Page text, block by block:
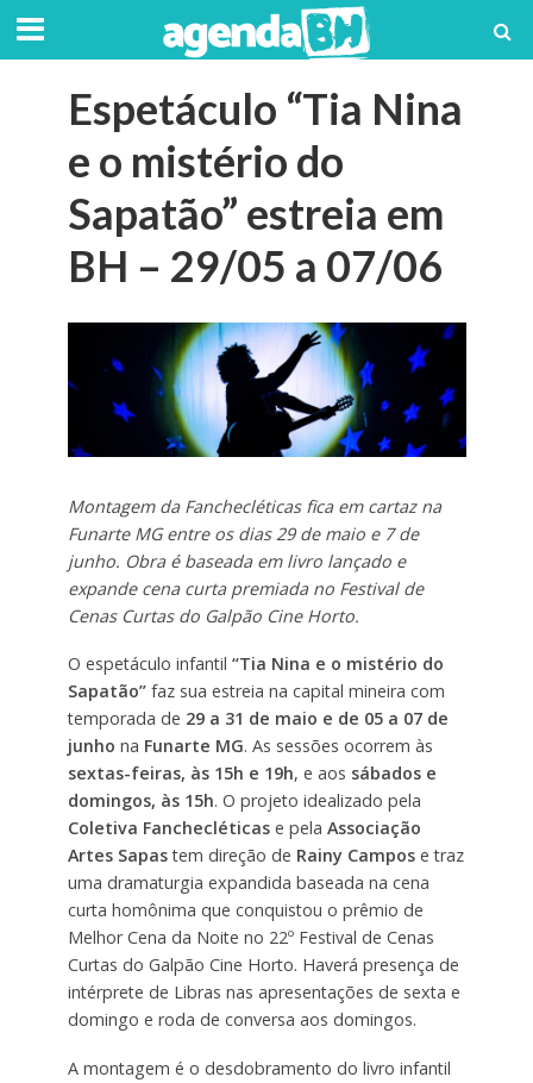
Espetáculo “Tia Nina
e o mistério do
Sapatão” estreia em
BH – 29/05 a 07/06
Montagem da Fanchecléticas fica em cartaz na
Funarte MG entre os dias 29 de maio e 7 de
junho. Obra é baseada em livro lançado e
expande cena curta premiada no Festival de
Cenas Curtas do Galpão Cine Horto.
O espetáculo infantil “Tia Nina e o mistério do
Sapatão”faz sua estreia na capital mineira com
temporada de 29 a 31 de maio e de 05 a 07 de
junho na Funarte MG. As sessões ocorrem às
sextas-feiras, às 15h e 19h, e aos sábados e
domingos, às 15h. O projeto idealizado pela
Coletiva Fanchecléticas e pela Associação
Artes Sapastem direção de Rainy Campose traz
uma dramaturgia expandida baseada na cena
curta homônima que conquistou o prêmio de
Melhor Cena da Noite no 22º Festival de Cenas
Curtas do Galpão Cine Horto. Haverá presença de
intérprete de Libras nas apresentações de sexta e
domingo e roda de conversa aos domingos.
A montagem é o desdobramento do livro infantil